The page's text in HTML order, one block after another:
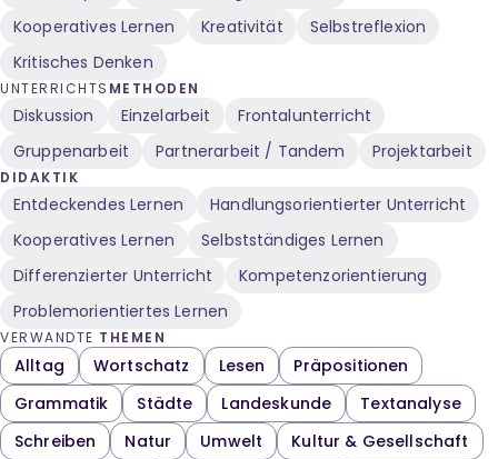
Kooperatives Lernen
Kreativität
Selbstreflexion
Kritisches Denken
UNTERRICHTS METHODEN
Diskussion Einzelarbeit
Frontalunterricht
Gruppenarbeit
Partnerarbeit / Tandem Projektarbeit
DIDAKTIK
Entdeckendes Lernen
Handlungsorientierter Unterricht
Kooperatives Lernen
Selbstständiges Lernen
Differenzierter Unterricht
Kompetenzorientierung
Problemorientiertes Lernen
VERWANDTE THEMEN
Alltag Wortschatz Lesen
Präpositionen
Grammatik
Städte Landeskunde
Textanalyse
Schreiben
Natur Umwelt
Kultur & Gesellschaft